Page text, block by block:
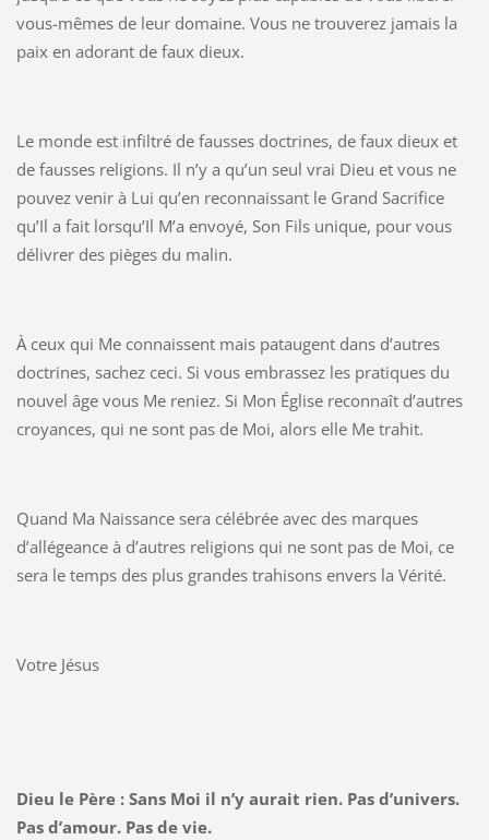
vous-mêmes de leur domaine. Vous ne trouverez jamais la
paix en adorant de faux dieux.
Le monde est infiltré de fausses doctrines, de faux dieux et
de fausses religions. Il n’y a qu’un seul vrai Dieu et vous ne
pouvez venir à Lui qu’en reconnaissant le Grand Sacrifice
qu’Il a fait lorsqu’Il M’a envoyé, Son Fils unique, pour vous
délivrer des pièges du malin.
À ceux qui Me connaissent mais pataugent dans d’autres
doctrines, sachez ceci. Si vous embrassez les pratiques du
nouvel âge vous Me reniez. Si Mon Église reconnaît d’autres
croyances, qui ne sont pas de Moi, alors elle Me trahit.
Quand Ma Naissance sera célébrée avec des marques
d’allégeance à d’autres religions qui ne sont pas de Moi, ce
sera le temps des plus grandes trahisons envers la Vérité.
Votre Jésus
Dieu le Père : Sans Moi il n’y aurait rien. Pas d’univers.
Pas d’amour. Pas de vie.